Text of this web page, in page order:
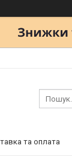
та оплата